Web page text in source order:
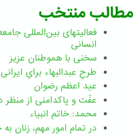
مطالب منتخب
فعالیتهای بین‌المللی
انسانی
سخنی با هموطنان عزیز
طرحِ عبدالبهاء برایِ ایرانی
عید اعظم رضوان
عفّت و پاکدامنی از منظر
محمد: خاتم انبیاء
در تمام امور مهم،‌ زنان